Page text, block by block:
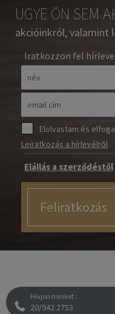
UGYE ÖN SEM
akcióinkról, valamint
Iratkozzon fel
Elolvastam és
Leiratkozás a hírlevélről
Elállás a szerződéstől
Feliratkozás
Hívjon minket :
20/942 2753